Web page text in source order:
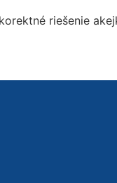
korektné riešenie